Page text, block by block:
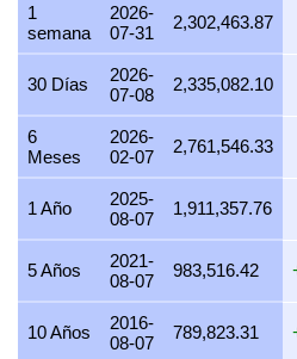
23 julio 2026 2,335,421.34
22 julio 2026 2,385,466.48
21 julio 2026 2,337,624.26
20 julio 2026 2,298,776.15
19 julio 2026 2,303,371.06
18 julio 2026 2,303,371.06
17 julio 2026 2,303,920.13
16 julio 2026 2,285,117.39
15 julio 2026 2,324,059.78
1
semana
2026-
07-31
2,302,463.87
30 Días
2026-
07-08
2,335,082.10
6
Meses
2026-
02-07
2,761,546.33
1 Año
2025-
08-07
1,911,357.76
5 Años
2021-
08-07
983,516.42
10 Años
2016-
08-07
789,823.31